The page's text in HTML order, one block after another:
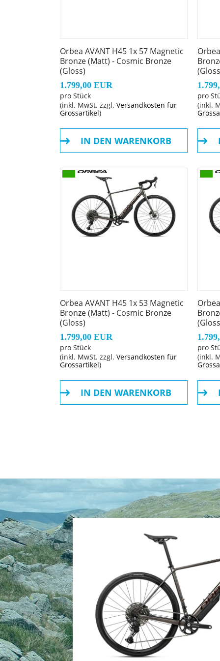
Gangschaltung: Shimano Cues U6000 GS
Anzahl Gänge: 11
Schalthebel: Shimano U6030
Hinterradbremse: Shimano RS405
Vorderradbremse: Shimano RS405 Hydraulic
Reifen: Continental Grand Prix Foldable
Kassette: Shimano CS-LG400 11-50t 11-
Kette: Shimano LG500
Steuersatz: FSA 1-1/2" Integrated Aluminium
Lenker: OC Road Performance RP31-R, Rise
Räder: Alloy, Tubeless, 700c, 19c, 28H
Schutzblech: N/A
Orbea AVANT H45 1x 57 Magnetic
Bronze (Matt) - Cosmic Bronze
(Gloss)
1.799,00 EUR
pro Stück
(inkl. MwSt. zzgl. Versandkosten für
Grossartikel)
IN DEN WARENKORB
pro
(inkl.
Orbea AVANT H45 1x 53 Magnetic
Bronze (Matt) - Cosmic Bronze
(Gloss)
1.799,00 EUR
pro Stück
(inkl. MwSt. zzgl. Versandkosten für
Grossartikel)
IN DEN WARENKORB
pro
(inkl.